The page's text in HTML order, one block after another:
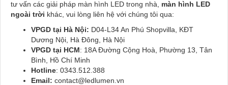
tư vấn các giải pháp màn hình LED trong nhà, màn hình LED
ngoài trời khác, vui lòng liên hệ với chúng tôi qua:
VPGD tại Hà Nội: D04-L34 An Phú Shopvilla, KĐT
Dương Nội, Hà Đông, Hà Nội
VPGD tại HCM: 18A Đường Cộng Hoà, Phường 13, Tân
Bình, Hồ Chí Minh
Hotline: 0343.512.388
Email: contact@ledlumen.vn